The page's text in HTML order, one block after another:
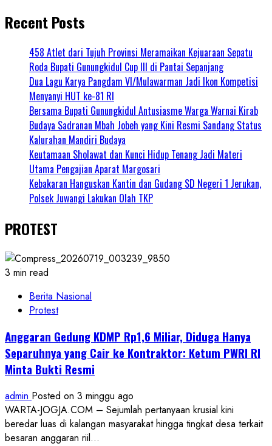
Recent Posts
458 Atlet dari Tujuh Provinsi Meramaikan Kejuaraan Sepatu
Roda Bupati Gunungkidul Cup III di Pantai Sepanjang
Dua Lagu Karya Pangdam VI/Mulawarman Jadi Ikon Kompetisi
Menyanyi HUT ke-81 RI
Bersama Bupati Gunungkidul Antusiasme Warga Warnai Kirab
Budaya Sadranan Mbah Jobeh yang Kini Resmi Sandang Status
Kalurahan Mandiri Budaya
Keutamaan Sholawat dan Kunci Hidup Tenang Jadi Materi
Utama Pengajian Aparat Margosari
Kebakaran Hanguskan Kantin dan Gudang SD Negeri 1 Jerukan,
Polsek Juwangi Lakukan Olah TKP
PROTEST
3 min read
Berita Nasional
Protest
Anggaran Gedung KDMP Rp1,6 Miliar, Diduga Hanya
Separuhnya yang Cair ke Kontraktor: Ketum PWRI RI
Minta Bukti Resmi
admin Posted on 3 minggu ago
WARTA-JOGJA.COM – Sejumlah pertanyaan krusial kini
beredar luas di kalangan masyarakat hingga tingkat desa terkait
besaran anggaran riil...